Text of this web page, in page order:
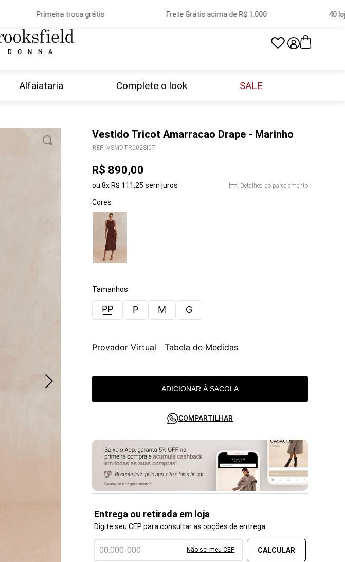
Primeira troca grátis Frete Grátis acima de R$ 1.000 40
Alfaiataria Complete o look SALE
Vestido Tricot Amarracao Drape - Marinho
REF: VSMDTR002SI07
R$ 890,00
ou 8x R$ 111,25 sem juros Detalhes do parcelamento
Cores
Tamanhos
PP P M G
Provador Virtual Tabela de Medidas
ADICIONAR À SACOLA
COMPARTILHAR
Entrega ou retirada em loja
Digite seu CEP para consultar as opções de entrega
Não sei meu CEP